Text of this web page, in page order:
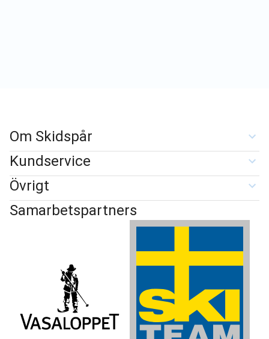
Om Skidspår
Kundservice
Övrigt
Samarbetspartners